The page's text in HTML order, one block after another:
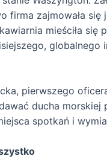
firma zajmowała się
mieściła się
globalnego
pierwszego
ducha
spotkań i